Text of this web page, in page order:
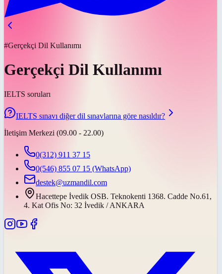
#Gerçekçi Dil Kullanımı
Gerçekçi Dil Kullanımı
IELTS soruları
IELTS sınavı diğer dil sınavlarına göre nasıldır?
İletişim Merkezi (09.00 - 22.00)
0(312) 911 37 15
0(546) 855 07 15 (WhatsApp)
destek@uzmandil.com
Hacettepe İvedik OSB. Teknokenti 1368. Cadde No.61,
4. Kat Ofis No: 32 İvedik / ANKARA